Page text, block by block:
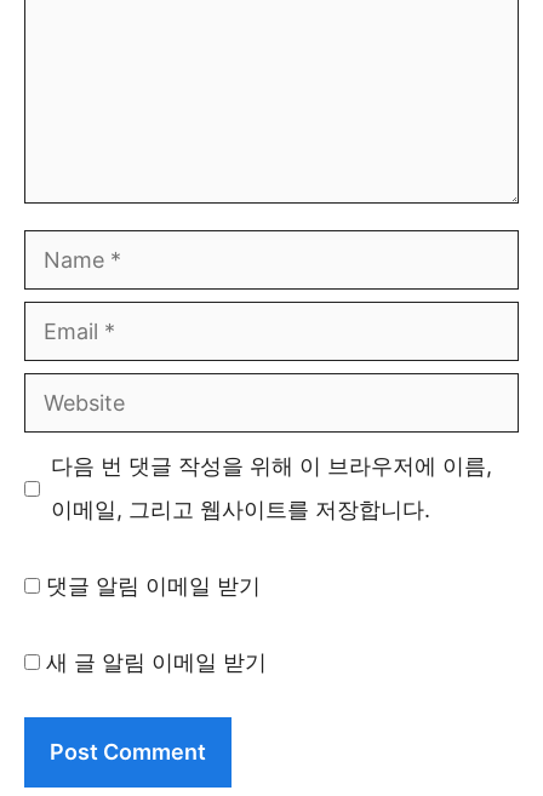
Name
Email
Website
다음 번 댓글 작성을 위해 이 브라우저에 이름,
이메일, 그리고 웹사이트를 저장합니다.
댓글 알림 이메일 받기
새 글 알림 이메일 받기